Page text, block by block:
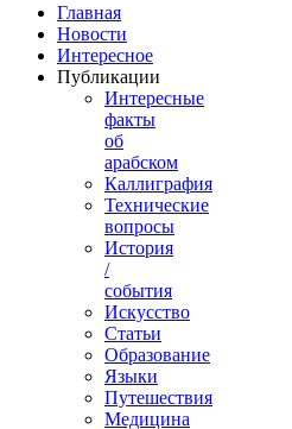
Главная
Новости
Интересное
Публикации
Интересные
факты
об
арабском
Каллиграфия
Технические
вопросы
История
/
события
Искусство
Статьи
Образование
Языки
Путешествия
Медицина